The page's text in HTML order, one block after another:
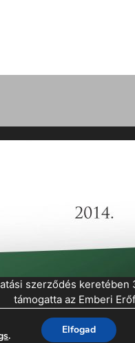
szerződés
támogatta az Emberi
. Elfogad